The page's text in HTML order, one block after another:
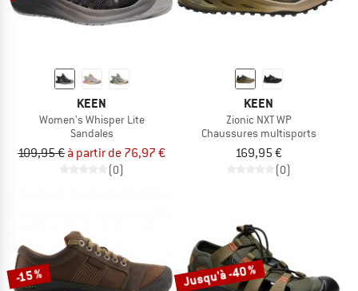
KEEN
Women's Whisper Lite
Sandales
109,95 € à partir de 76,97 €
(0)
KEEN
Zionic NXT WP
Chaussures multisports
169,95 €
(0)
-15 % Jusqu'à -40 %